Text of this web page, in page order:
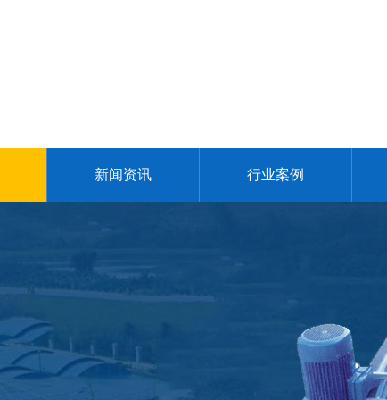
新闻资讯 行业案例